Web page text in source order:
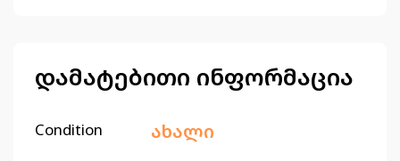
დამატებითი ინფორმაცია
Condition ახალი